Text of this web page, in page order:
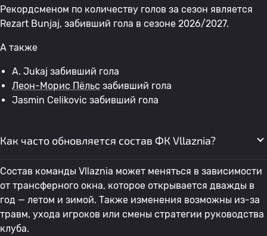
Рекордсменом по количеству голов за сезон является
Rezart Bunjaj, забивший гола в сезоне 2026/2027.
А также
A. Jukaj забивший гола
Леон-Морис Пёльс забивший гола
Jasmin Celikovic забивший гола
Как часто обновляется состав ФК Vllaznia?
Состав команды Vllaznia может меняться в зависимости
от трансферного окна, которое открывается дважды в
год — летом и зимой. Также изменения возможны из-за
травм, ухода игроков или смены стратегии руководства
клуба.